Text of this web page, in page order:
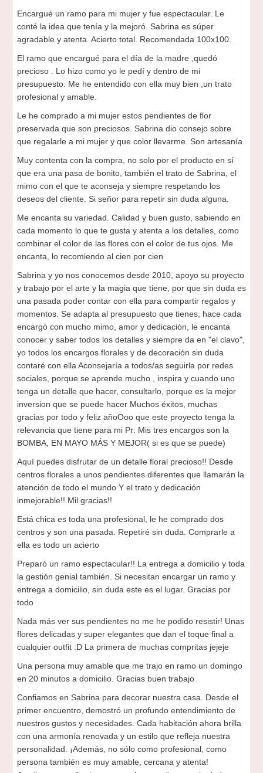
Encargué un ramo para mi mujer y fue espectacular. Le
conté la idea que tenía y la mejoró. Sabrina es súper
agradable y atenta. Acierto total. Recomendada 100x100.
El ramo que encargué para el día de la madre ,quedó
precioso . Lo hizo como yo le pedí y dentro de mi
presupuesto. Me he entendido con ella muy bien ,un trato
profesional y amable.
Le he comprado a mi mujer estos pendientes de flor
preservada que son preciosos. Sabrina dio consejo sobre
que regalarle a mi mujer y que color llevarme. Son artesanía.
Muy contenta con la compra, no solo por el producto en sí
que era una pasa de bonito, también el trato de Sabrina, el
mimo con el que te aconseja y siempre respetando los
deseos del cliente. Si señor para repetir sin duda alguna.
Me encanta su variedad. Calidad y buen gusto, sabiendo en
cada momento lo que te gusta y atenta a los detalles, como
combinar el color de las flores con el color de tus ojos. Me
encanta, lo recomiendo al cien por cien
Sabrina y yo nos conocemos desde 2010, apoyo su proyecto
y trabajo por el arte y la magia que tiene, por que sin duda es
una pasada poder contar con ella para compartir regalos y
momentos. Se adapta al presupuesto que tienes, hace cada
encargó con mucho mimo, amor y dedicación, le encanta
conocer y saber todos los detalles y siempre da en "el clavo",
yo todos los encargos florales y de decoración sin duda
contaré con ella Aconsejaría a todos/as seguirla por redes
sociales, porque se aprende mucho , inspira y cuando uno
tenga un detalle que hacer, consultarlo, porque es la mejor
inversion que se puede hacer Muchos éxitos, muchas
gracias por todo y feliz añoOoo que este proyecto tenga la
relevancia que tiene para mi Pr: Mis tres encargos son la
BOMBA, EN MAYO MÁS Y MEJOR( si es que se puede)
Aquí puedes disfrutar de un detalle floral precioso!! Desde
centros florales a unos pendientes diferentes que llamarán la
atención de todo el mundo Y el trato y dedicación
inmejorable!! Mil gracias!!
Está chica es toda una profesional, le he comprado dos
centros y son una pasada. Repetiré sin duda. Comprarle a
ella es todo un acierto
Preparó un ramo espectacular!! La entrega a domicilio y toda
la gestión genial también. Si necesitan encargar un ramo y
entrega a domicilio, sin duda este es el lugar. Gracias por
todo
Nada más ver sus pendientes no me he podido resistir! Unas
flores delicadas y super elegantes que dan el toque final a
cualquier outfit :D La primera de muchas compritas jejeje
Una persona muy amable que me trajo en ramo un domingo
en 20 minutos a domicilio. Gracias buen trabajo
Confiamos en Sabrina para decorar nuestra casa. Desde el
primer encuentro, demostró un profundo entendimiento de
nuestros gustos y necesidades. Cada habitación ahora brilla
con una armonía renovada y un estilo que refleja nuestra
personalidad. ¡Además, no sólo como profesional, como
persona también es muy amable, cercana y atenta!